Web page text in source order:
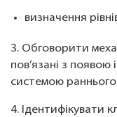
визначення
3. Обговорити
пов’язані з появою
системою
4. Ідентифікувати